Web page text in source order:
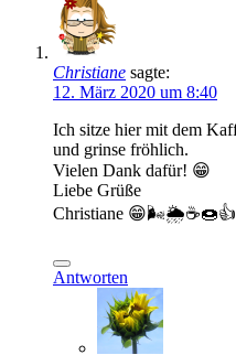
Christiane sagte:
12. März 2020 um 8:40
Ich sitze hier mit dem
und grinse fröhlich.
Vielen Dank dafür! 😁
Liebe Grüße
Christiane 😁🌬️🌦️☕🍩👍
Antworten